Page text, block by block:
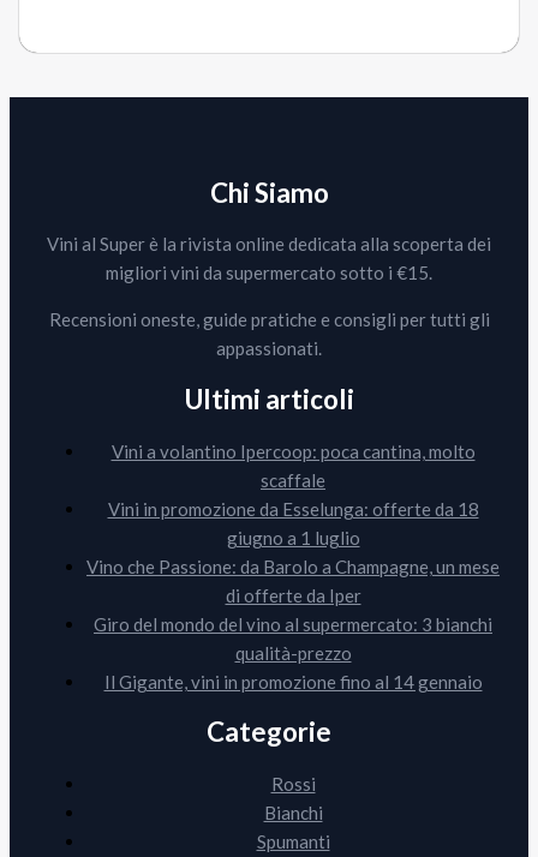
Chi Siamo
Vini al Super è la rivista online dedicata alla scoperta dei
migliori vini da supermercato sotto i €15.
Recensioni oneste, guide pratiche e consigli per tutti gli
appassionati.
Ultimi articoli
Vini a volantino Ipercoop: poca cantina, molto
scaffale
Vini in promozione da Esselunga: offerte da 18
giugno a 1 luglio
Vino che Passione: da Barolo a Champagne, un mese
di offerte da Iper
Giro del mondo del vino al supermercato: 3 bianchi
qualità-prezzo
Il Gigante, vini in promozione fino al 14 gennaio
Categorie
Rossi
Bianchi
Spumanti